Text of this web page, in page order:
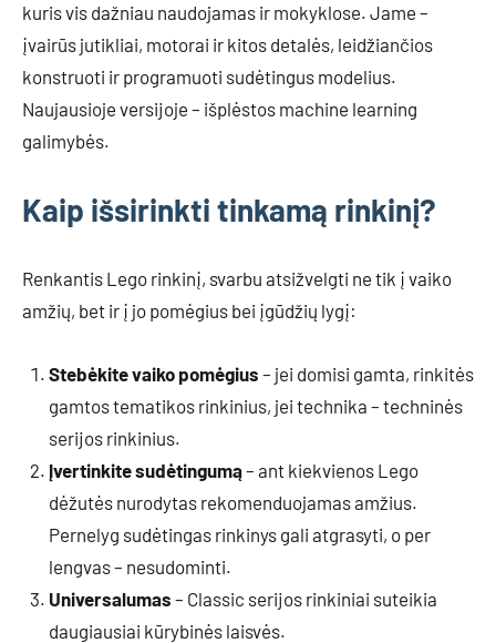
kuris vis dažniau naudojamas ir mokyklose. Jame –
įvairūs jutikliai, motorai ir kitos detalės, leidžiančios
konstruoti ir programuoti sudėtingus modelius.
Naujausioje versijoje – išplėstos machine learning
galimybės.
Kaip išsirinkti tinkamą rinkinį?
Renkantis Lego rinkinį, svarbu atsižvelgti ne tik į vaiko
amžių, bet ir į jo pomėgius bei įgūdžių lygį:
Stebėkite vaiko pomėgius – jei domisi gamta, rinkitės
gamtos tematikos rinkinius, jei technika – techninės
serijos rinkinius.
Įvertinkite sudėtingumą– ant kiekvienos Lego
dėžutės nurodytas rekomenduojamas amžius.
Pernelyg sudėtingas rinkinys gali atgrasyti, o per
lengvas – nesudominti.
Universalumas – Classic serijos rinkiniai suteikia
daugiausiai kūrybinės laisvės.